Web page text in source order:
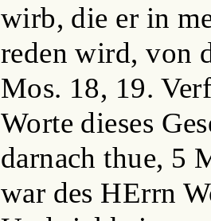
wirb, die er in
reden wird, von
Mos. 18, 19.
Worte dieses
darnach thue, 5
war des HErrn